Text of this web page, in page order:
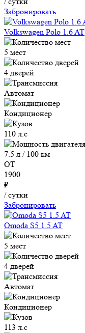
Забронировать
Volkswagen Polo 1.6 AT
5 мест
4 дверей
Автомат
Кондиционер
110 л.с
7.5 л / 100 км
ОТ
1900
₽
/ сутки
Забронировать
Omoda S5 1.5 AT
5 мест
4 дверей
Автомат
Кондиционер
113 л.с